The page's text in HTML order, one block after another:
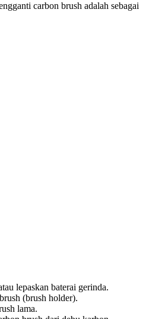
carbon brush adalah sebagai
lepaskan baterai gerinda.
(brush holder).
lama.